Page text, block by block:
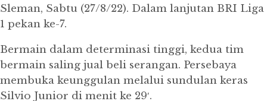
Sleman, Sabtu (27/8/22). Dalam lanjutan BRI Liga
1 pekan ke-7.
Bermain dalam determinasi tinggi, kedua tim
bermain saling jual beli serangan. Persebaya
membuka keunggulan melalui sundulan keras
Silvio Junior di menit ke 29′.